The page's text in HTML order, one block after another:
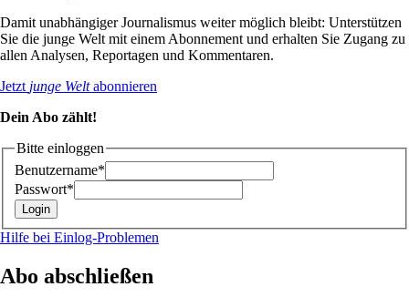
Damit unabhängiger Journalismus weiter möglich bleibt: Unterstützen
Sie die junge Welt mit einem Abonnement und erhalten Sie Zugang zu
allen Analysen, Reportagen und Kommentaren.
Jetzt junge Weltabonnieren
Dein Abo zählt!
Bitte einloggen
Benutzername*
Passwort*
Hilfe bei Einlog-Problemen
Abo abschließen